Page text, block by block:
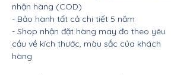
nhận hàng (COD)
- Bảo hành tất cả chi tiết 5 năm
- Shop nhận đặt hàng may đo theo yêu
cầu về kích thước, màu sắc của khách
hàng